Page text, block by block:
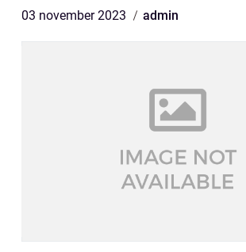
03 november 2023 admin